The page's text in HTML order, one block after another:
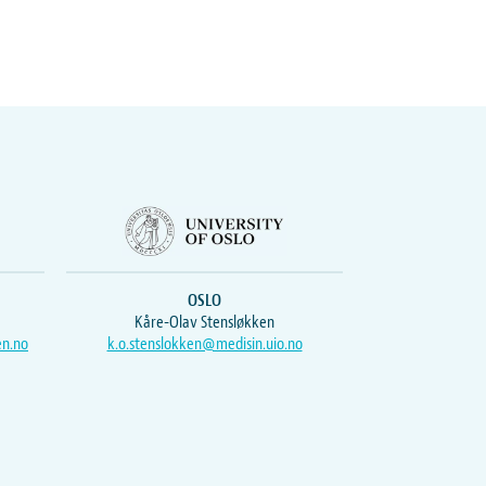
OSLO
Kåre-Olav Stensløkken
k.o.stenslokken@medisin.uio.no